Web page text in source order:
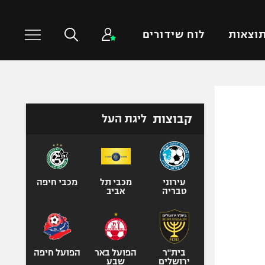
תוצאות לוח שידורים
טניס
כדורעף
ספורט אולימפי
קבוצות ליגת העל
עירוני
טבריה
מכבי תל
אביב
מכבי חיפה
בית"ר
ירושלים
הפועל באר
שבע
הפועל חיפה